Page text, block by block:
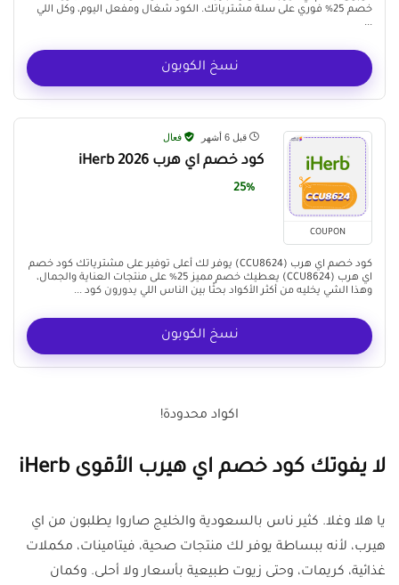
خصم 25% فوري على سلة مشترياتك. الكود شغال ومفعل اليوم، وكل اللي
...
نسخ الكوبون
COUPON
قبل 6 أشهر فعال
كود خصم اي هرب iHerb 2026
25%
كود خصم اي هرب (CCU8624) يوفر لك أعلى توفير على مشترياتك كود خصم
اي هرب (CCU8624) يعطيك خصم مميز 25% على منتجات العناية والجمال،
وهذا الشي يخليه من أكثر الأكواد بحثًا بين الناس اللي يدورون كود ...
نسخ الكوبون
اكواد محدودة!
لا يفوتك كود خصم اي هيرب الأقوى iHerb
يا هلا وغلا. كثير ناس بالسعودية والخليج صاروا يطلبون من اي
هيرب، لأنه ببساطة يوفر لك منتجات صحية، فيتامينات، مكملات
غذائية، كريمات، وحتى زيوت طبيعية بأسعار ولا أحلى. وكمان